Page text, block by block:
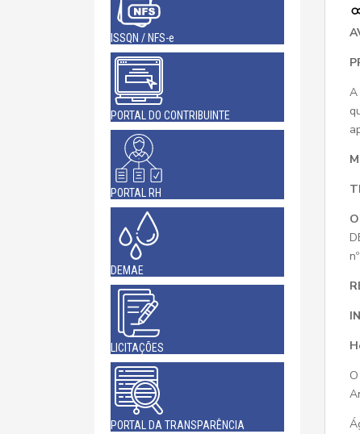
ISSQN / NFS-e
PORTAL DO CONTRIBUINTE
PORTAL RH
DEMAE
LICITAÇÕES
PORTAL DA TRANSPARÊNCIA
A